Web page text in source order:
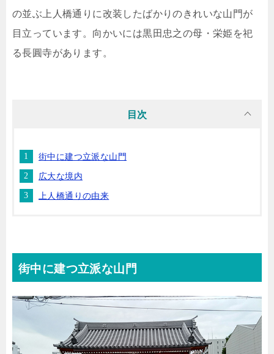
の並ぶ上人橋通りに改装したばかりのきれいな山門が
目立っています。向かいには黒田忠之の母・栄姫を祀
る長圓寺があります。
目次
街中に建つ立派な山門
広大な境内
上人橋通りの由来
街中に建つ立派な山門